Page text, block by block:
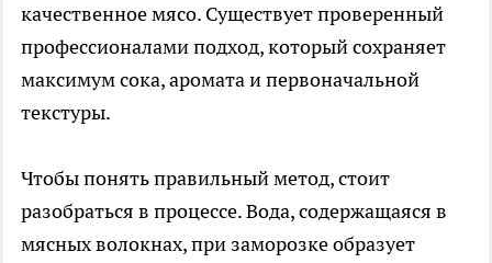
качественное мясо. Существует проверенный
профессионалами подход, который сохраняет
максимум сока, аромата и первоначальной
текстуры.
Чтобы понять правильный метод, стоит
разобраться в процессе. Вода, содержащаяся в
мясных волокнах, при заморозке образует